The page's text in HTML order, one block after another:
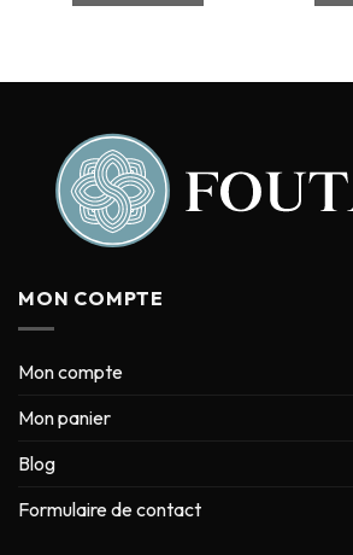
MON COMPTE
Mon compte
Mon panier
Blog
Formulaire de contact